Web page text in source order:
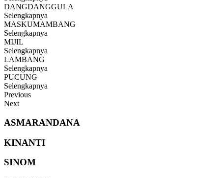
DANGDANGGULA
Selengkapnya
MASKUMAMBANG
Selengkapnya
MIJIL
Selengkapnya
LAMBANG
Selengkapnya
PUCUNG
Selengkapnya
Previous
Next
ASMARANDANA
KINANTI
SINOM